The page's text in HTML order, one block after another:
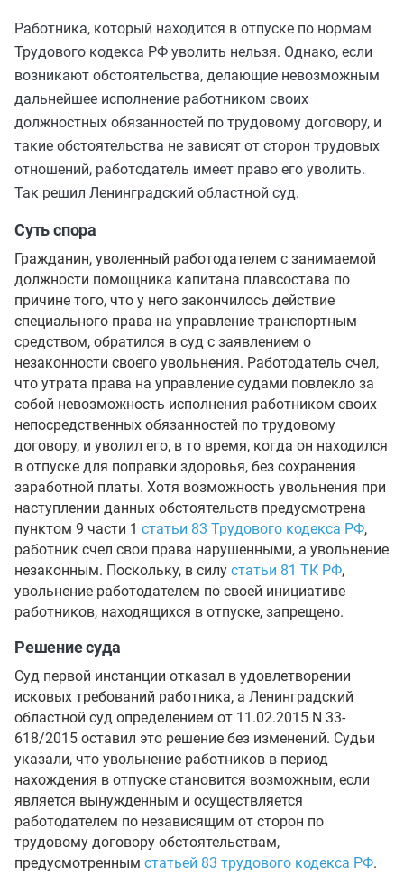
Работника, который находится в отпуске по нормам
Трудового кодекса РФ уволить нельзя. Однако, если
возникают обстоятельства, делающие невозможным
дальнейшее исполнение работником своих
должностных обязанностей по трудовому договору, и
такие обстоятельства не зависят от сторон трудовых
отношений, работодатель имеет право его уволить.
Так решил Ленинградский областной суд.
Суть спора
Гражданин, уволенный работодателем с занимаемой
должности помощника капитана плавсостава по
причине того, что у него закончилось действие
специального права на управление транспортным
средством, обратился в суд с заявлением о
незаконности своего увольнения. Работодатель счел,
что утрата права на управление судами повлекло за
собой невозможность исполнения работником своих
непосредственных обязанностей по трудовому
договору, и уволил его, в то время, когда он находился
в отпуске для поправки здоровья, без сохранения
заработной платы. Хотя возможность увольнения при
наступлении данных обстоятельств предусмотрена
пунктом 9 части 1 статьи 83 Трудового кодекса РФ,
работник счел свои права нарушенными, а увольнение
незаконным. Поскольку, в силу статьи 81 ТК РФ,
увольнение работодателем по своей инициативе
работников, находящихся в отпуске, запрещено.
Решение суда
Суд первой инстанции отказал в удовлетворении
исковых требований работника, а Ленинградский
областной суд определением от 11.02.2015 N 33-
618/2015 оставил это решение без изменений. Судьи
указали, что увольнение работников в период
нахождения в отпуске становится возможным, если
является вынужденным и осуществляется
работодателем по независящим от сторон по
трудовому договору обстоятельствам,
предусмотренным статьей 83 трудового кодекса РФ.